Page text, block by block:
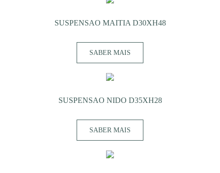
SUSPENSAO MAITIA D30XH48
SABER MAIS
SUSPENSAO NIDO D35XH28
SABER MAIS